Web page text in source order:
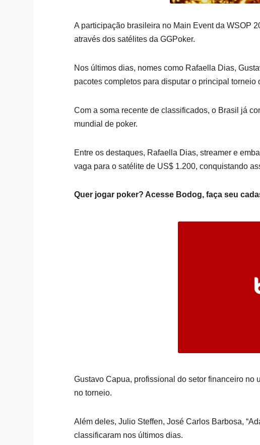
A participação brasileira no Main Event da WSOP
através dos satélites da GGPoker.
Nos últimos dias, nomes como Rafaella Dias,
pacotes completos para disputar o principal torneio
Com a soma recente de classificados, o Brasil já
mundial de poker.
Entre os destaques, Rafaella Dias, streamer e
vaga para o satélite de US$ 1.200, conquistando
Quer jogar poker? Acesse Bodog, faça seu
Gustavo Capua, profissional do setor financeiro no
no torneio.
Além deles, Julio Steffen, José Carlos Barbosa,
classificaram nos últimos dias.